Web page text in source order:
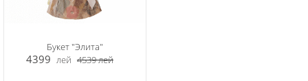
Букет "Элита"
4399 лей 4539лей